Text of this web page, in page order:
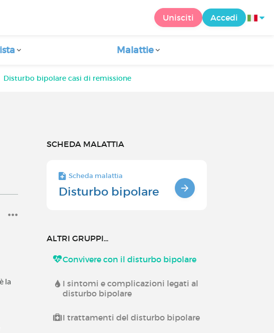
Unisciti Accedi
Malattie
Disturbo bipolare casi di remissione
la
SCHEDA MALATTIA
Scheda malattia
Disturbo bipolare
ALTRI GRUPPI...
Convivere con il disturbo bipolare
I sintomi e complicazioni legati al
disturbo bipolare
I trattamenti del disturbo bipolare